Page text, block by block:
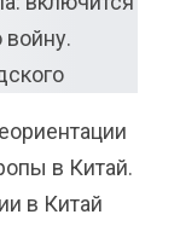
в Китай.
в Китай